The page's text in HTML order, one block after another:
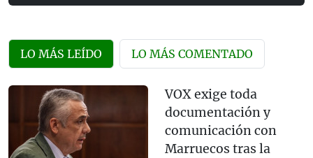
LO MÁS LEÍDO LO MÁS COMENTADO
VOX exige toda
documentación y
comunicación con
Marruecos tras la